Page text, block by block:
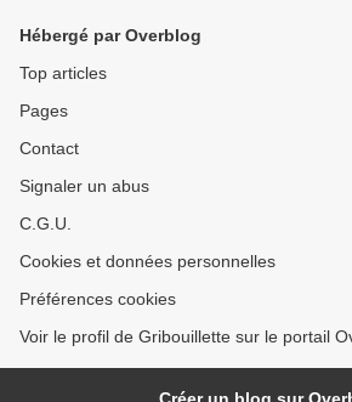
Hébergé par Overblog
Top articles
Pages
Contact
Signaler un abus
C.G.U.
Cookies et données personnelles
Préférences cookies
Voir le profil de Gribouillette sur le portail